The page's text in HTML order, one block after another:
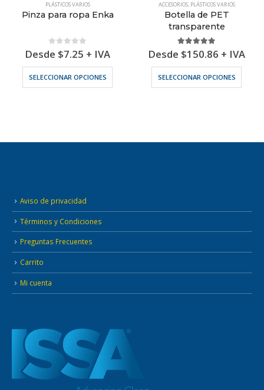
PLÁSTICOS VARIOS
Pinza para ropa Enka
0 out of 5
Desde $7.25 + IVA
SELECCIONAR OPCIONES
Este producto tiene múltiples variantes. Las opciones se pueden elegir en la página de producto
ACCESORIOS, PLÁSTICOS VARIOS
Botella de PET
transparente
5.00out of 5
Desde $150.86 + IVA
SELECCIONAR OPCIONES
Este producto tiene múltiples variantes. Las opciones se
Aviso de privacidad
Términos y Condiciones
Preguntas Frecuentes
Carrito
Mi cuenta